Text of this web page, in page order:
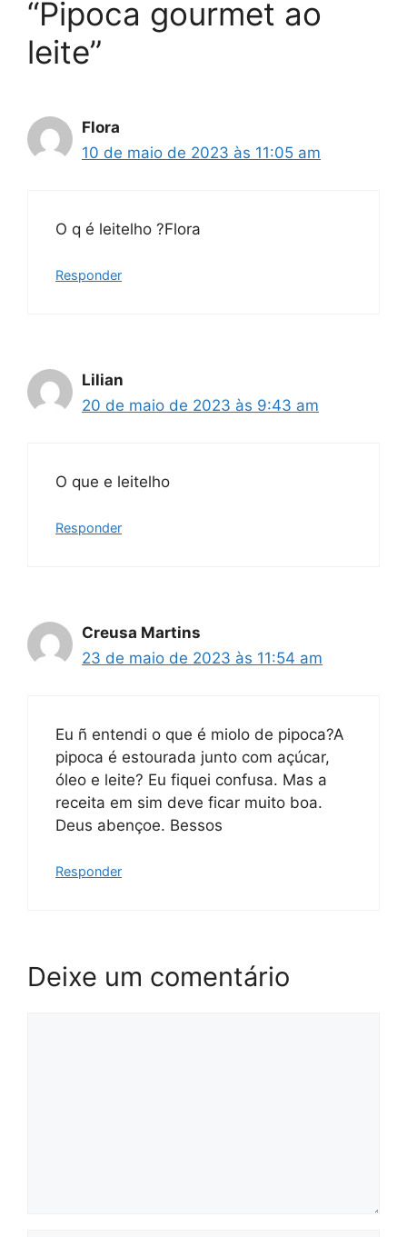
“Pipoca gourmet ao
leite”
Flora
10 de maio de 2023 às 11:05 am
O q é leitelho ?Flora
Responder
Lilian
20 de maio de 2023 às 9:43 am
O que e leitelho
Responder
Creusa Martins
23 de maio de 2023 às 11:54 am
Eu ñ entendi o que é miolo de pipoca?A
pipoca é estourada junto com açúcar,
óleo e leite? Eu fiquei confusa. Mas a
receita em sim deve ficar muito boa.
Deus abençoe. Bessos
Responder
Deixe um comentário